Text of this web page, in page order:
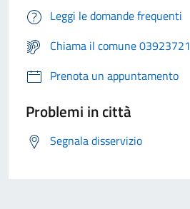
Leggi le domande frequenti
Chiama il comune 03923721
Prenota un appuntamento
Problemi in città
Segnala disservizio